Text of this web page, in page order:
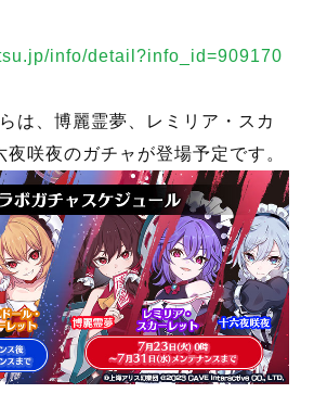
info/detail?info_id=909170
は、 博麗霊夢、レミリア・スカ
夜咲夜のガチャが登場予定です。